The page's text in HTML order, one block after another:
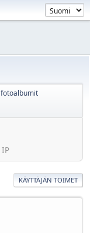
KÄYTTÄJÄN TOIMET